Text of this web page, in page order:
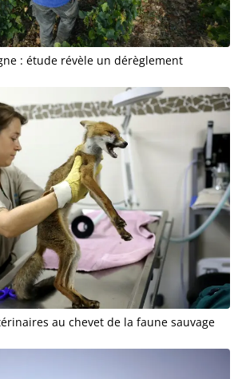
: étude révèle un dérèglement
au chevet de la faune sauvage